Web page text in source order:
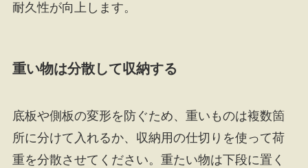
耐久性が向上します。
重い物は分散して収納する
底板や側板の変形を防ぐため、重いものは複数箇
所に分けて入れるか、収納用の仕切りを使って荷
重を分散させてください。重たい物は下段に置く